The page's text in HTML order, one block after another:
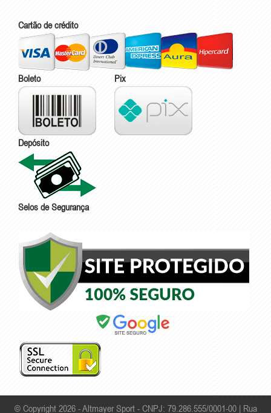
Cartão de crédito
Boleto Pix
Depósito
Selos de Segurança
© Copyright 2026 - Altmayer Sport - CNPJ: 79.286.555/0001-00 | Rua